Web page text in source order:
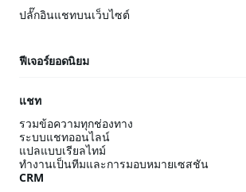
ปลั๊กอินแชทบนเว็บไซต์
ฟีเจอร์ยอดนิยม
แชท
รวมข้อความทุกช่องทาง
ระบบแชทออนไลน์
แปลแบบเรียลไทม์
ทำงานเป็นทีมและการมอบหมายเซสชัน
CRM